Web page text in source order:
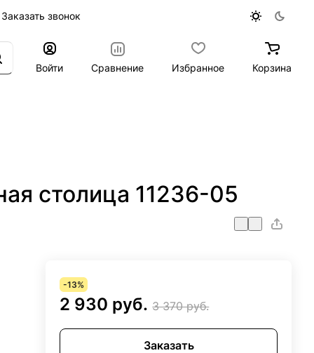
Заказать звонок
Войти Сравнение Избранное Корзина
столица 11236-05
-13%
2 930 руб. 3 370 руб.
Заказать